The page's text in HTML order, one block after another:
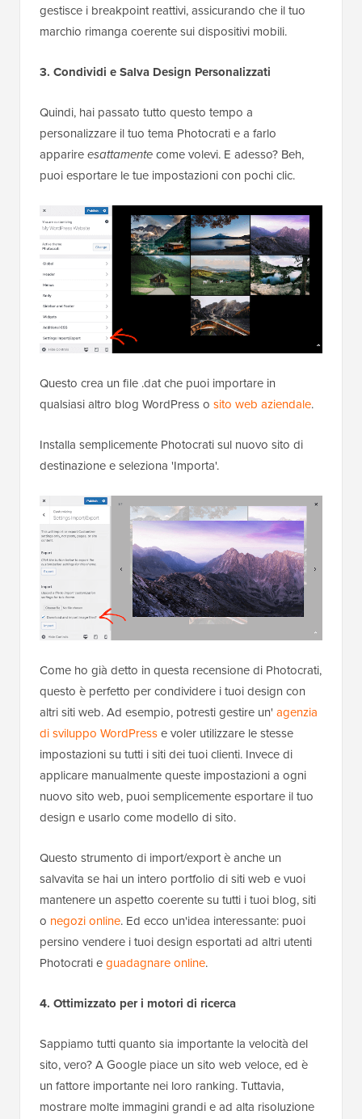
gestisce i breakpoint reattivi, assicurando che il tuo
marchio rimanga coerente sui dispositivi mobili.
3. Condividi e Salva Design Personalizzati
Quindi, hai passato tutto questo tempo a
personalizzare il tuo tema Photocrati e a farlo
apparireesattamentecome volevi. E adesso? Beh,
puoi esportare le tue impostazioni con pochi clic.
Questo crea un file .dat che puoi importare in
qualsiasi altro blog WordPress o sito web aziendale.
Installa semplicemente Photocrati sul nuovo sito di
destinazione e seleziona 'Importa'.
Come ho già detto in questa recensione di Photocrati,
questo è perfetto per condividere i tuoi design con
altri siti web. Ad esempio, potresti gestire un' agenzia
di sviluppo WordPresse voler utilizzare le stesse
impostazioni su tutti i siti dei tuoi clienti. Invece di
applicare manualmente queste impostazioni a ogni
nuovo sito web, puoi semplicemente esportare il tuo
design e usarlo come modello di sito.
Questo strumento di import/export è anche un
salvavita se hai un intero portfolio di siti web e vuoi
mantenere un aspetto coerente su tutti i tuoi blog, siti
o negozi online. Ed ecco un'idea interessante: puoi
persino vendere i tuoi design esportati ad altri utenti
Photocrati eguadagnare online.
4. Ottimizzato per i motori di ricerca
Sappiamo tutti quanto sia importante la velocità del
sito, vero? A Google piace un sito web veloce, ed è
un fattore importante nei loro ranking. Tuttavia,
mostrare molte immagini grandi e ad alta risoluzione